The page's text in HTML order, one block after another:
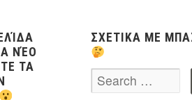
ΝΈΟ
ΤΑ
ΣΧΕΤΙΚΑ ΜΕ